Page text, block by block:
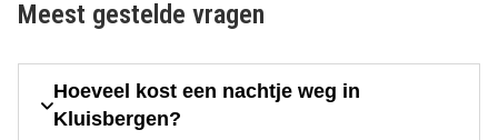
Meest gestelde vragen
Hoeveel kost een nachtje weg in
Kluisbergen?